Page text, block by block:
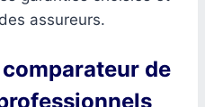
assureurs.
de